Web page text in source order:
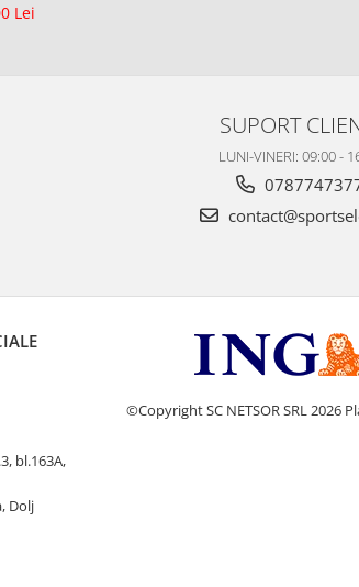
Lei
SUPORT
LUNI-VINERI: 09:00 -
bl.163A,
Dolj
©Copyright SC NETSOR SRL 2026